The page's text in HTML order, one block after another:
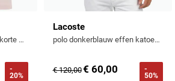
Poloshirt regular fit roze korte mouw 2 knoopjes
-
20%
Lacoste
polo donkerblauw effen katoen slim fit
€ 120,00€ 60,00
-
50%